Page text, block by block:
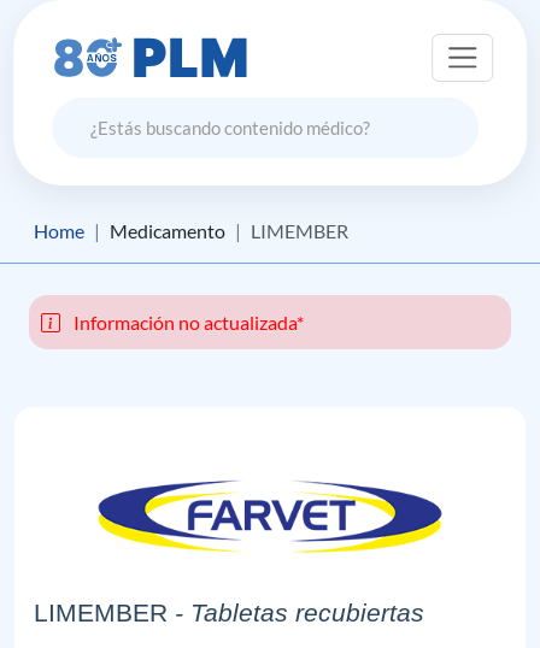
Home Medicamento LIMEMBER
Información no actualizada*
LIMEMBER - Tabletas recubiertas